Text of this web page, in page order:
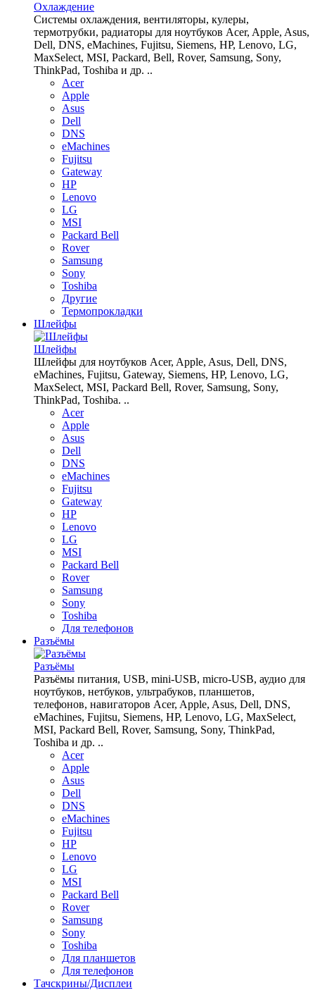
Охлаждение
Системы охлаждения, вентиляторы, кулеры,
термотрубки, радиаторы для ноутбуков Acer, Apple, Asus,
Dell, DNS, eMachines, Fujitsu, Siemens, HP, Lenovo, LG,
MaxSelect, MSI, Packard, Bell, Rover, Samsung, Sony,
ThinkPad, Toshiba и др. ..
Acer
Apple
Asus
Dell
DNS
eMachines
Fujitsu
Gateway
HP
Lenovo
LG
MSI
Packard Bell
Rover
Samsung
Sony
Toshiba
Другие
Термопрокладки
Шлейфы
Шлейфы
Шлейфы для ноутбуков Acer, Apple, Asus, Dell, DNS,
eMachines, Fujitsu, Gateway, Siemens, HP, Lenovo, LG,
MaxSelect, MSI, Packard Bell, Rover, Samsung, Sony,
ThinkPad, Toshiba. ..
Acer
Apple
Asus
Dell
DNS
eMachines
Fujitsu
Gateway
HP
Lenovo
LG
MSI
Packard Bell
Rover
Samsung
Sony
Toshiba
Для телефонов
Разъёмы
Разъёмы
Разъёмы питания, USB, mini-USB, micro-USB, аудио для
ноутбуков, нетбуков, ультрабуков, планшетов,
телефонов, навигаторов Acer, Apple, Asus, Dell, DNS,
eMachines, Fujitsu, Siemens, HP, Lenovo, LG, MaxSelect,
MSI, Packard Bell, Rover, Samsung, Sony, ThinkPad,
Toshiba и др. ..
Acer
Apple
Asus
Dell
DNS
eMachines
Fujitsu
HP
Lenovo
LG
MSI
Packard Bell
Rover
Samsung
Sony
Toshiba
Для планшетов
Для телефонов
Тачскрины/Дисплеи